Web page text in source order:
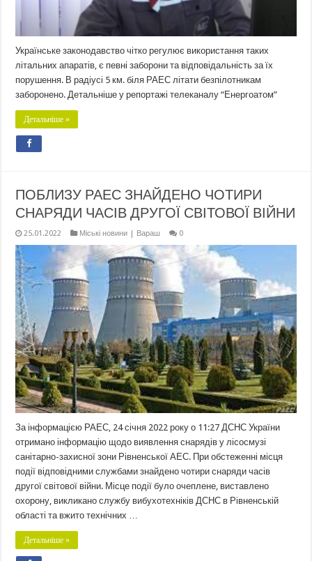
Українське законодавство чітко регулює використання таких
літальних апаратів, є певні заборони та відповідальність за їх
порушення. В радіусі 5 км. біля РАЕС літати безпілотникам
заборонено. Детальніше у репортажі телеканалу “Енергоатом”
Детальніше »
ПОБЛИЗУ РАЕС ЗНАЙДЕНО ЧОТИРИ
СНАРЯДИ ЧАСІВ ДРУГОЇ СВІТОВОЇ ВІЙНИ
25.01.2022 Міські новини | Вараш 0
За інформацією РАЕС, 24 січня 2022 року о 11:27 ДСНС України
отримано інформацію щодо виявлення снарядів у лісосмузі
санітарно-захисної зони Рівненської АЕС. При обстеженні місця
події відповідними службами знайдено чотири снаряди часів
другої світової війни. Місце події було очеплене, виставлено
охорону, викликано службу вибухотехніків ДСНС в Рівненській
області та вжито технічних …
Детальніше »